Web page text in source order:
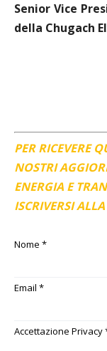
Senior Vice
della Chugach
PER RICEVERE
NOSTRI
ENERGIA E
ISCRIVERSI
Nome *
Email *
Accettazione Privacy